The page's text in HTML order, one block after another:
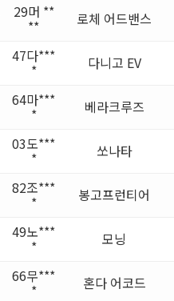
29머 **
** 로체 어드밴스
47다***
* 다니고 EV
64마***
* 베라크루즈
03도***
* 쏘나타
82조***
* 봉고프런티어
49노***
* 모닝
66무***
* 혼다 어코드